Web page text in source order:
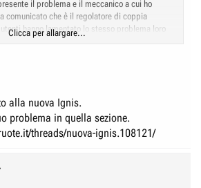
il problema e il meccanico a cui ho
comunicato che è il regolatore di coppia
hanno lamentato lo stesso problema loro
comune e che la casa madre sta cercando di
da qualcun altro e se sono presenti
tale problema molto invalidante. Grazie per
Clicca per allargare...
alla nuova Ignis.
problema in quella sezione.
threads/nuova-ignis.108121/